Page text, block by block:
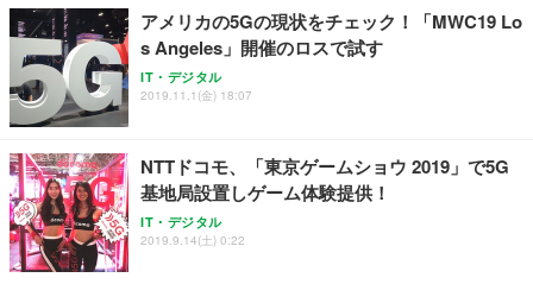
務用 おしゃれ パソコンチェア (ブラック)
Sezlife オフィスチェア デスクチェア 疲れない テレ
ワーク チェア 強化バックレスト 30度ロッキング機
能 人間工学 椅子 腰サポート 90度跳ね上げ式アーム
務用 おしゃれ パソコンチェア (ホワイト)
ANDWINT オフィスチェア デスクチェア 肘なし メ
ッシュ 通気性 ランバーサポート付き 腰サポート ガ
ス圧無段階昇降 360度回転 キャスター付き コンパク
【整備済み品】Dell E2724HS 27インチ 液晶モニタ
ー フルHD（1920×1080）VA 非光沢 HDMI/DisplayP
ort/VGA スピーカー内蔵 高さ調整 スイベル VESA対
【MiniLED/24.5inch/280Hz/FHD】GRAPHT THE S
HOOTER Gaming Monitor 24” Essential ゲーミン
グモニター QD 24.5インチ 1ms FHD 量子ドット 残
Smart Basic(スマートベーシック) 【Amazon.co.jp
限定】 Smart Basic アイリスオーヤマ ペットシーツ
超厚型 お徳用 ワイド 100枚入 (x 1) (ケース販売)
ュラー 200枚入【Amazon.co.jp限定】
アメリカの5Gの現状をチェック！「MWC19 Lo
s Angeles」開催のロスで試す
IT・デジタル
2019.11.1(金) 18:07
NTTドコモ、「東京ゲームショウ 2019」で5G
基地局設置しゲーム体験提供！
IT・デジタル
2019.9.14(土) 0:22